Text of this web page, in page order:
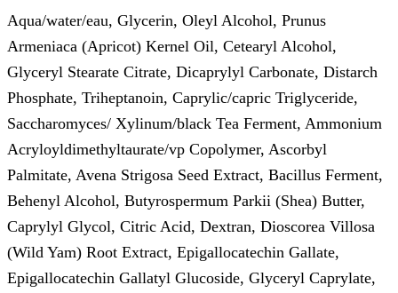
Aqua/water/eau, Glycerin, Oleyl Alcohol, Prunus
Armeniaca (Apricot) Kernel Oil, Cetearyl Alcohol,
Glyceryl Stearate Citrate, Dicaprylyl Carbonate, Distarch
Phosphate, Triheptanoin, Caprylic/capric Triglyceride,
Saccharomyces/ Xylinum/black Tea Ferment, Ammonium
Acryloyldimethyltaurate/vp Copolymer, Ascorbyl
Palmitate, Avena Strigosa Seed Extract, Bacillus Ferment,
Behenyl Alcohol, Butyrospermum Parkii (Shea) Butter,
Caprylyl Glycol, Citric Acid, Dextran, Dioscorea Villosa
(Wild Yam) Root Extract, Epigallocatechin Gallate,
Epigallocatechin Gallatyl Glucoside, Glyceryl Caprylate,